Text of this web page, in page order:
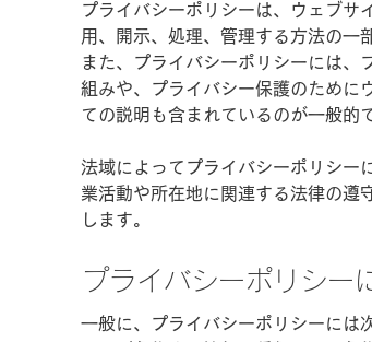
プライバシーポリシーは、ウェブサ
用、開示、処理、管理する方法の一
また、プライバシーポリシーには、
組みや、プライバシー保護のために
ての説明も含まれているのが一般的
法域によってプライバシーポリシー
業活動や所在地に関連する法律の遵
します。
プライバシーポリシー
一般に、プライバシーポリシーには